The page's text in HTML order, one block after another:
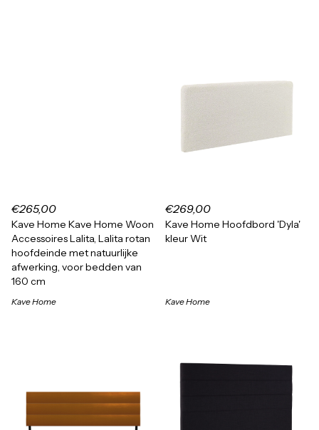
€265,00
Kave Home Kave Home Woon
Accessoires Lalita, Lalita rotan
hoofdeinde met natuurlijke
afwerking, voor bedden van
160 cm
Kave Home
€269,00
Kave Home Hoofdbord 'Dyla'
kleur Wit
Kave Home